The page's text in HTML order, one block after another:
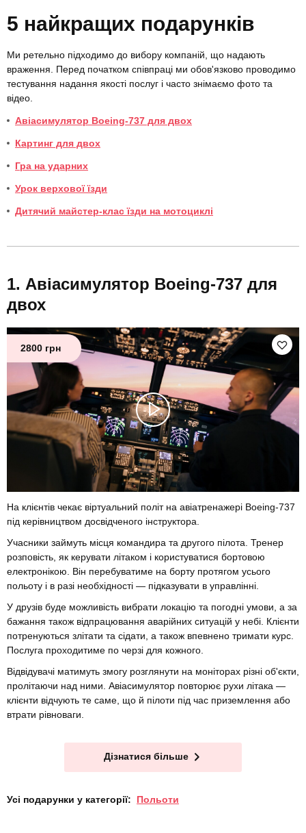
5 найкращих подарунків
Ми ретельно підходимо до вибору компаній, що надають
враження. Перед початком співпраці ми обов'язково проводимо
тестування надання якості послуг і часто знімаємо фото та
відео.
Авіасимулятор Boeing-737 для двох
Картинг для двох
Гра на ударних
Урок верхової їзди
Дитячий майстер-клас їзди на мотоциклі
Авіасимулятор Boeing-737 для
двох
2800 грн
На клієнтів чекає віртуальний політ на авіатренажері Boeing-737
під керівництвом досвідченого інструктора.
Учасники займуть місця командира та другого пілота. Тренер
розповість, як керувати літаком і користуватися бортовою
електронікою. Він перебуватиме на борту протягом усього
польоту і в разі необхідності — підказувати в управлінні.
У друзів буде можливість вибрати локацію та погодні умови, а за
бажання також відпрацювання аварійних ситуацій у небі. Клієнти
потренуються злітати та сідати, а також впевнено тримати курс.
Послуга проходитиме по черзі для кожного.
Відвідувачі матимуть змогу розглянути на моніторах різні об'єкти,
пролітаючи над ними. Авіасимулятор повторює рухи літака —
клієнти відчують те саме, що й пілоти під час приземлення або
втрати рівноваги.
Дізнатися більше
Усі подарунки у категорії: Польоти